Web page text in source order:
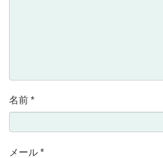
名前 *
メール *